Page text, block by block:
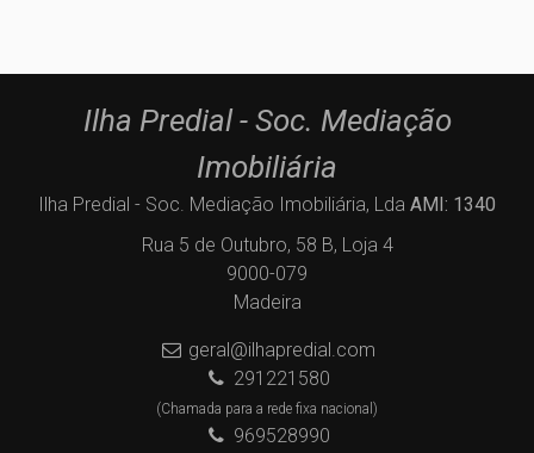
Ilha Predial - Soc. Mediação
Imobiliária
Ilha Predial - Soc. Mediação Imobiliária, Lda AMI: 1340
Rua 5 de Outubro, 58 B, Loja 4
9000-079
Madeira
geral@ilhapredial.com
291221580
(Chamada para a rede fixa nacional)
969528990